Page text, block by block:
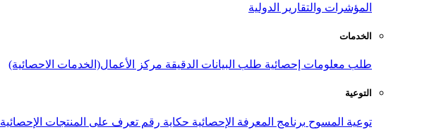
المؤشرات والتقارير الدولية
الخدمات
طلب معلومات إحصائية طلب البيانات الدقيقة مركز الأعمال(الخدمات الاحصائية)
التوعية
توعية المسوح برنامج المعرفة الإحصائية حكاية رقم تعرف على المنتجات الإحصائية